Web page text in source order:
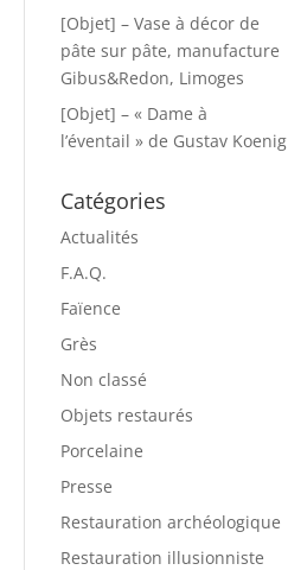
[Objet] – Vase à décor de
pâte sur pâte, manufacture
Gibus&Redon, Limoges
[Objet] – « Dame à
l’éventail » de Gustav Koenig
Catégories
Actualités
F.A.Q.
Faïence
Grès
Non classé
Objets restaurés
Porcelaine
Presse
Restauration archéologique
Restauration illusionniste